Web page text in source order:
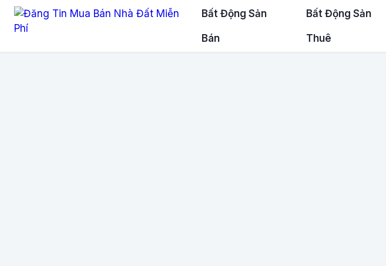
Bất Động Sản
Bán
Bất Động Sản
Thuê